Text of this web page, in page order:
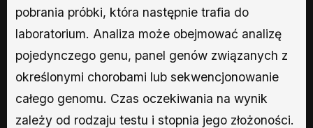
pobrania próbki, która następnie trafia do
laboratorium. Analiza może obejmować analizę
pojedynczego genu, panel genów związanych z
określonymi chorobami lub sekwencjonowanie
całego genomu. Czas oczekiwania na wynik
zależy od rodzaju testu i stopnia jego złożoności.